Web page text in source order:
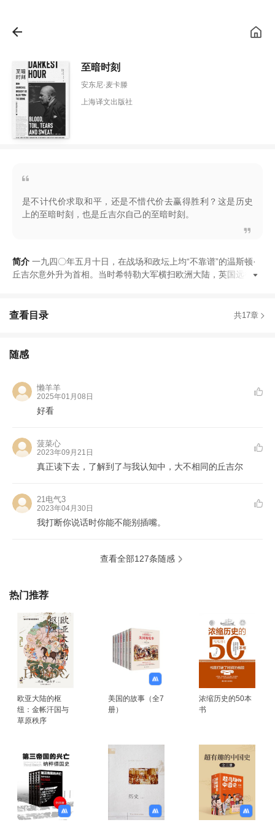
至暗时刻
安东尼·麦卡滕
上海译文出版社
是不计代价求取和平，还是不惜代价去赢得胜利？这是历史
上的至暗时刻，也是丘吉尔自己的至暗时刻。
一九四〇年五月十日 ， 在战场和政坛上均“不靠谱”的温斯顿·
丘吉尔意外升为首相。 当时希特勒大军横扫欧洲大陆 ， 英国远征军
简介
查看目录 共17章
随感
懒羊羊
2025年01月08日
好看
菠菜心
2023年09月21日
真正读下去，了解到了与我认知中，大不相同的丘吉尔
21电气3
2023年04月30日
我打断你说话时你能不能别插嘴。
查看全部127条随感
热门推荐
欧亚大陆的枢
纽：金帐汗国与
草原秩序
美国的故事（全7
册）
浓缩历史的50本
书